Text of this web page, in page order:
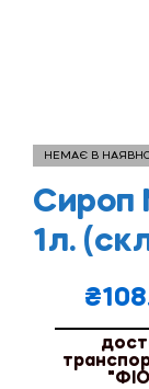
НЕМАЄ В
Сироп
1л.
₴